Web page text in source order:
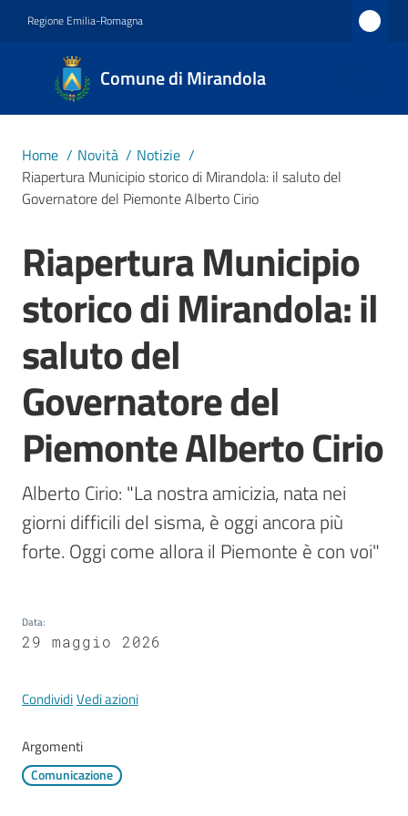
Regione Emilia-Romagna
Comune di Mirandola
Comune
di
Mirandola
1597
Menu selezionato
Servizi
Vivere
Mirandola
PNRR
a
s
R
g
a
n
Home / Novità / Notizie /
Riapertura Municipio storico di Mirandola: il saluto del
Governatore del Piemonte Alberto Cirio
Salta al contenuto
Riapertura Municipio
storico di Mirandola: il
saluto del
Governatore del
Piemonte Alberto Cirio
Alberto Cirio: "La nostra amicizia, nata nei
giorni difficili del sisma, è oggi ancora più
forte. Oggi come allora il Piemonte è con voi"
Data:
29 maggio 2026
CondividiVedi azioni
Argomenti
Comunicazione